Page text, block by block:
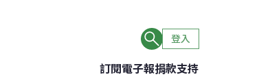
登入
訂閱電子報捐款支持